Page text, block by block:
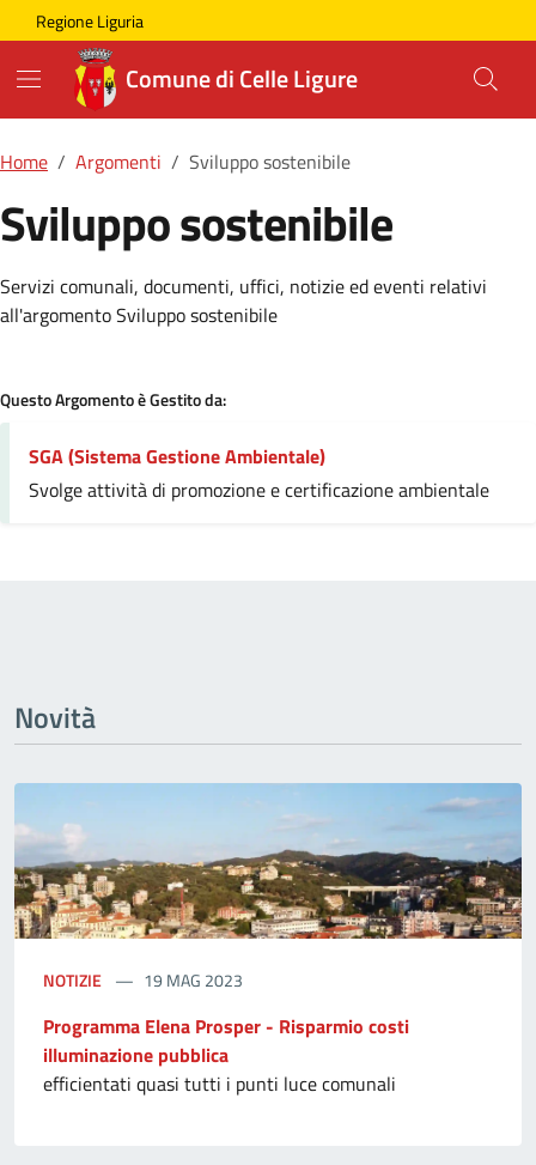
Skip to main content
Comune di Celle Ligure
Regione Liguria
Comune di Celle Ligure
Home Argomenti Sviluppo sostenibile
Sviluppo sostenibile
Dettagli della Notizia
Servizi comunali, documenti, uffici, notizie ed eventi relativi
all'argomento Sviluppo sostenibile
Questo Argomento è Gestito da:
SGA (Sistema Gestione Ambientale)
Svolge attività di promozione e certificazione ambientale
Novità
NOTIZIE 19 MAG 2023
Programma Elena Prosper - Risparmio costi
illuminazione pubblica
efficientati quasi tutti i punti luce comunali